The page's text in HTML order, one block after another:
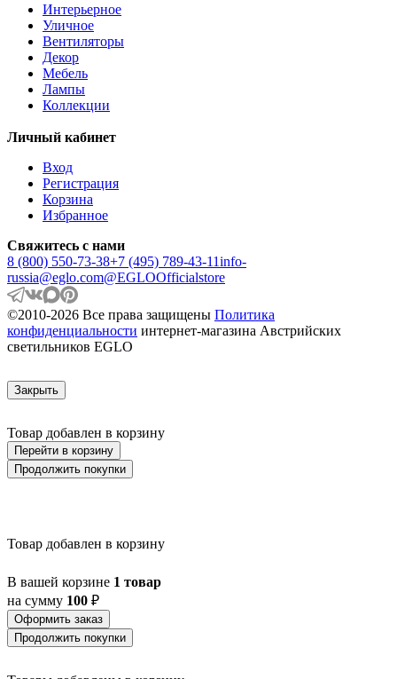
ANKAREFO
ANTELAO
ANTIPOLO
ANWICK
ANWICK 1
ANZINO
APRICALE
ARANGONA
ARENALES
ARGOLIS 2
ARISCANI
ARISCANI 2
ARRECIFE
ARTANA
ASBY
ASINDRO
ATOLLARI
AULIYE
AUROTONELLO
AZBARREN
BABIRIK
BALEZZE
BALIGIAN
BALIGUIAN
BALLINA
BAMPTON
BANI
BARI 1
BARI-M
BARNSTAPLE
BASALGO 1
BASILANO
Интерьерное
Уличное
Вентиляторы
Декор
Мебель
Лампы
Коллекции
Личный кабинет
Вход
Регистрация
Корзина
Избранное
Свяжитесь с нами
8 (800) 550-73-38+7 (495) 789-43-11info-
russia@eglo.com@EGLOOfficialstore
©2010-2026 Все права защищены Политика
конфиденциальности интернет-магазина Австрийских
светильников EGLO
Закрыть
Товар добавлен в корзину
Перейти в корзину
Продолжить покупки
Товар добавлен в корзину
В вашей корзине 1 товар
на сумму 100 ₽
Оформить заказ
Продолжить покупки